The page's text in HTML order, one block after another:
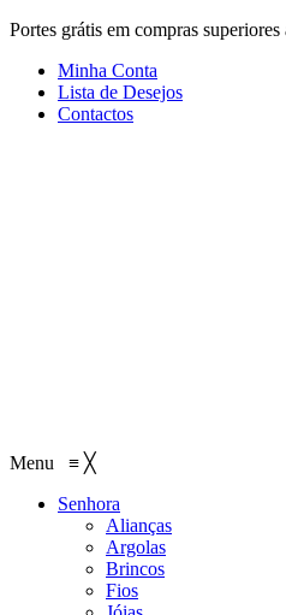
Portes grátis em compras superiores
Minha Conta
Lista de Desejos
Contactos
Menu ≡ ╳
Senhora
Alianças
Argolas
Brincos
Fios